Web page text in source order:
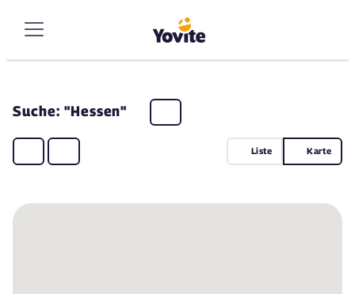
Suche: "Hessen"
Liste Karte